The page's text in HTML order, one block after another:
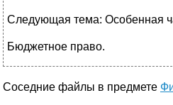
Следующая тема: Особенная
Бюджетное право.
Соседние файлы в предмете